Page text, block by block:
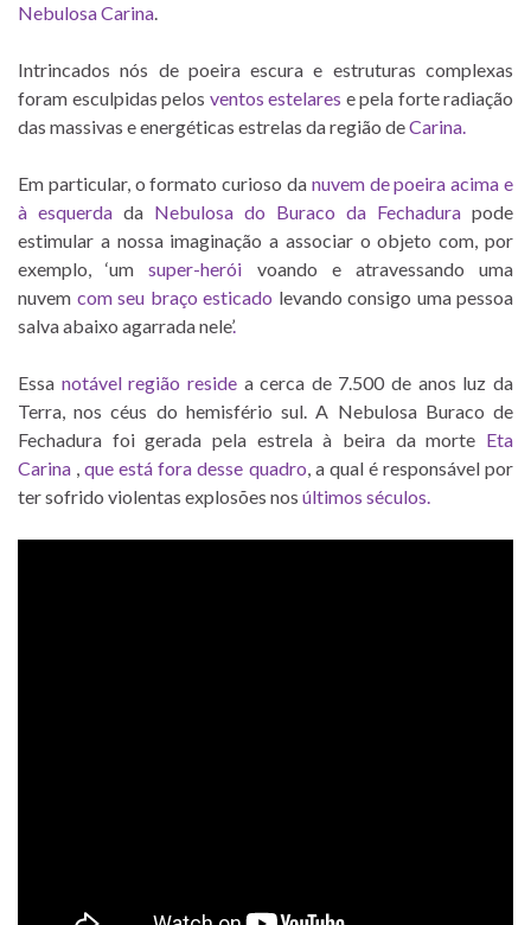
Nebulosa Carina.
Intrincados nós de poeira escura e estruturas complexas
foram esculpidas pelos ventos estelares e pela forte radiação
das massivas e energéticas estrelas da região deCarina.
Em particular, o formato curioso da nuvem de poeira acima e
à esquerda da Nebulosa do Buraco da Fechadura pode
estimular a nossa imaginação a associar o objeto com, por
exemplo, ‘umsuper-herói voando e atravessando uma
nuvem com seu braço esticado levando consigo uma pessoa
salva abaixo agarrada nele’.
Essa notável região residea cerca de 7.500 de anos luz da
Terra, nos céus do hemisfério sul. A Nebulosa Buraco de
Fechadura foi gerada pela estrela à beira da morte Eta
Carina ,que está fora desse quadro, a qual é responsável por
ter sofrido violentas explosões nos últimos séculos.